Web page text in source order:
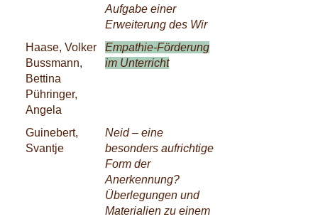
Aufgabe einer
Erweiterung des Wir
Haase, Volker
Bussmann,
Bettina
Pühringer,
Angela
Empathie-Förderung
im Unterricht
Guinebert,
Svantje
Neid – eine
besonders aufrichtige
Form der
Anerkennung?
Überlegungen und
Materialien zu einem